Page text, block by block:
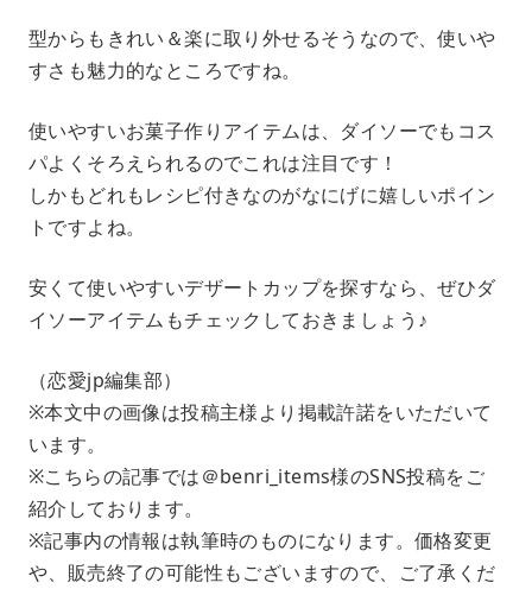
型からもきれい＆楽に取り外せるそうなので、使いや
すさも魅力的なところですね。
使いやすいお菓子作りアイテムは、ダイソーでもコス
パよくそろえられるのでこれは注目です！
しかもどれもレシピ付きなのがなにげに嬉しいポイン
トですよね。
安くて使いやすいデザートカップを探すなら、ぜひダ
イソーアイテムもチェックしておきましょう♪
（恋愛jp編集部）
※本文中の画像は投稿主様より掲載許諾をいただいて
います。
※こちらの記事では＠benri_items様のSNS投稿をご
紹介しております。
※記事内の情報は執筆時のものになります。価格変更
や、販売終了の可能性もございますので、ご了承くだ